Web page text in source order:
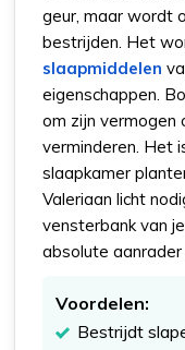
geur, maar wordt
bestrijden. Het
slaapmiddelen
eigenschappen.
om zijn vermogen
verminderen. Het
slaapkamer
Valeriaan licht
vensterbank van
absolute
Voordelen:
Bestrijdt